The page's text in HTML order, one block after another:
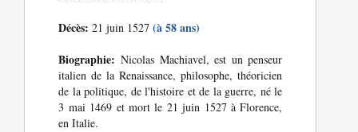
Décès: 21 juin 1527(à 58 ans)
Biographie: Nicolas Machiavel, est un penseur
italien de la Renaissance, philosophe, théoricien
de la politique, de l'histoire et de la guerre, né le
3 mai 1469 et mort le 21 juin 1527 à Florence,
en Italie.